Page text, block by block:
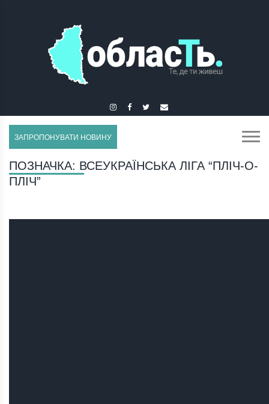
ЗАПРОПОНУВАТИ НОВИНУ
ПОЗНАЧКА: ВСЕУКРАЇНСЬКА ЛІГА “ПЛІЧ-О-
ПЛІЧ”